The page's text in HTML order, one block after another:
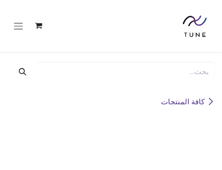
كافة المنتجات